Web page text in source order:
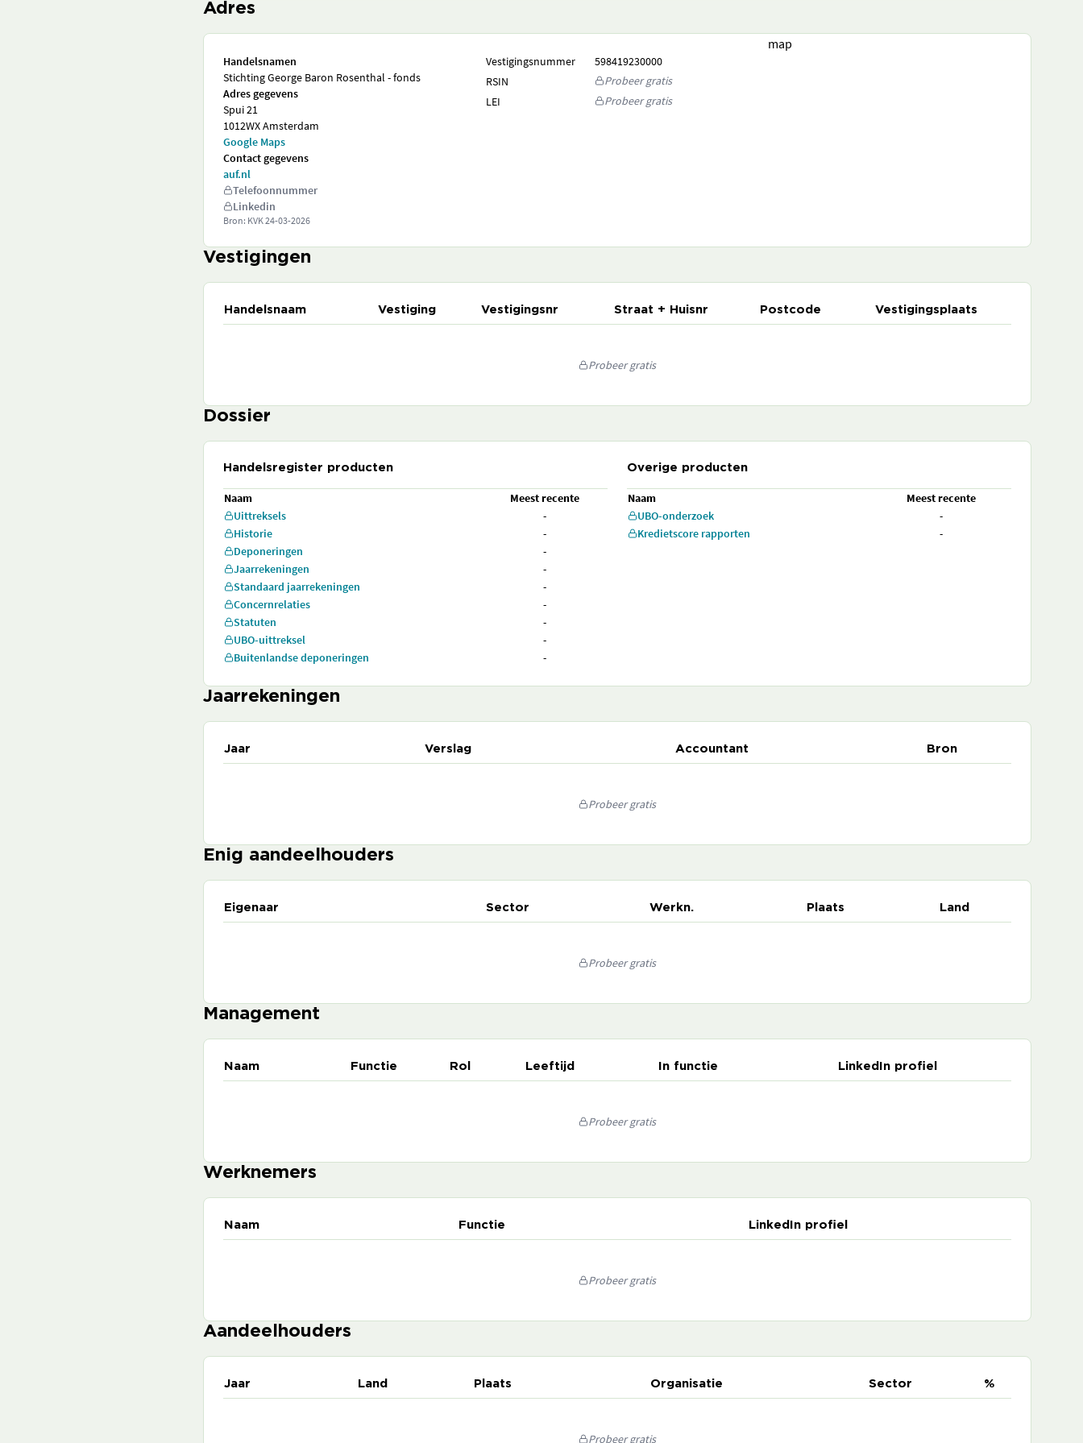
Adres
Handelsnamen
Stichting George Baron Rosenthal - fonds
Adres gegevens
Spui 21
1012WX Amsterdam
Google Maps
Contact gegevens
auf.nl
Telefoonnummer
Linkedin
Bron: KVK24-03-2026
Vestigingsnummer
598419230000
RSIN
Probeer gratis
LEI
Probeer gratis
map
Vestigingen
Handelsnaam Vestiging Vestigingsnr Straat + Huisnr Postcode Vestigingsplaats
Probeer gratis
Dossier
Handelsregister producten
Naam
Meest recente
Uittreksels
-
Historie
-
Deponeringen
-
Jaarrekeningen
-
Standaard jaarrekeningen
-
Concernrelaties
-
Statuten
-
UBO-uittreksel
-
Buitenlandse deponeringen
-
Overige producten
Naam
Meest recente
UBO-onderzoek
-
Kredietscore rapporten
-
Jaarrekeningen
Jaar Verslag Accountant Bron
Probeer gratis
Enig aandeelhouders
Eigenaar Sector Werkn. Plaats Land
Probeer gratis
Management
Naam Functie Rol Leeftijd In functie LinkedIn profiel
Probeer gratis
Werknemers
Naam Functie LinkedIn profiel
Probeer gratis
Aandeelhouders
Jaar Land Plaats Organisatie Sector %
Probeer gratis